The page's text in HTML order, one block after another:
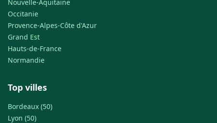
Nouvelle-Aquitaine
Occitanie
Provence-Alpes-Côte d'Azur
Grand Est
Hauts-de-France
Normandie
Top villes
Bordeaux (50)
Lyon (50)